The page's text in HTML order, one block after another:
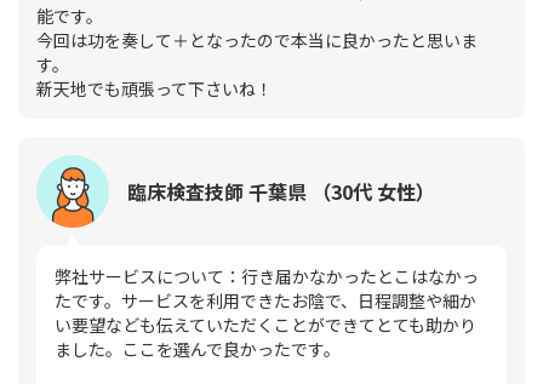
能です。
今回は功を奏して＋となったので本当に良かったと思いま
す。
新天地でも頑張って下さいね！
臨床検査技師 千葉県 （30代 女性）
弊社サービスについて：行き届かなかったとこはなかっ
たです。サービスを利用できたお陰で、日程調整や細か
い要望なども伝えていただくことができてとても助かり
ました。ここを選んで良かったです。